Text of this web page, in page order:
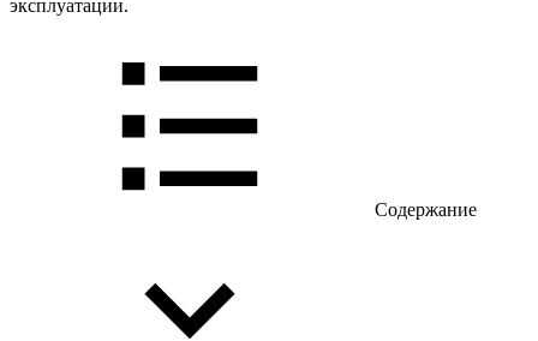
эксплуатации.
Содержание